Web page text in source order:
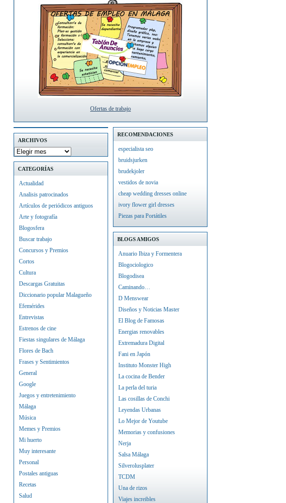
Ofertas de trabajo
ARCHIVOS
CATEGORÍAS
Actualidad
Analisis patrocinados
Artículos de periódicos antiguos
Arte y fotografía
Blogosfera
Buscar trabajo
Concursos y Premios
Cortos
Cultura
Descargas Gratuitas
Diccionario popular Malagueño
Efemérides
Entrevistas
Estrenos de cine
Fiestas singulares de Málaga
Flores de Bach
Frases y Sentimientos
General
Google
Juegos y entretenimiento
Málaga
Música
Memes y Premios
Mi huerto
Muy interesante
Personal
Postales antiguas
Recetas
Salud
RECOMENDACIONES
especialista seo
bruidsjurken
brudekjoler
vestidos de novia
cheap wedding dresses online
ivory flower girl dresses
Piezas para Portátiles
BLOGS AMIGOS
Anuario Ibiza y Formentera
Blogociologico
Blogodisea
Caminando…
D Menswear
Diseños y Noticias Master
El Blog de Famosas
Energias renovables
Extremadura Digital
Fani en Japón
Instituto Monster High
La cocina de Bender
La perla del turia
Las cosillas de Conchi
Leyendas Urbanas
Lo Mejor de Youtube
Memorias y confusiones
Nerja
Salsa Málaga
Silverolusplater
TCDM
Una de rizos
Viajes increibles